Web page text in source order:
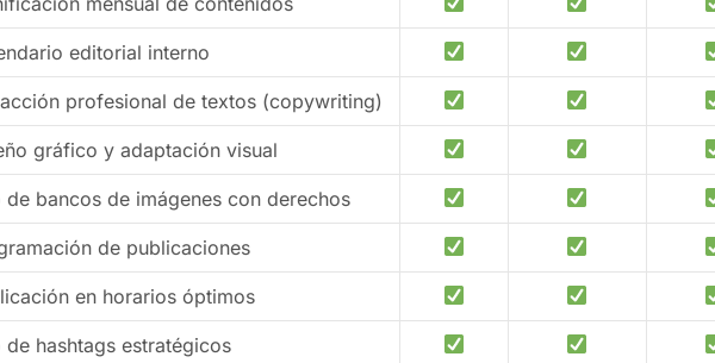
editorial interno
profesional de textos (copywriting)
gráfico y adaptación visual
de bancos de imágenes con derechos
de publicaciones
en horarios óptimos
de hashtags estratégicos